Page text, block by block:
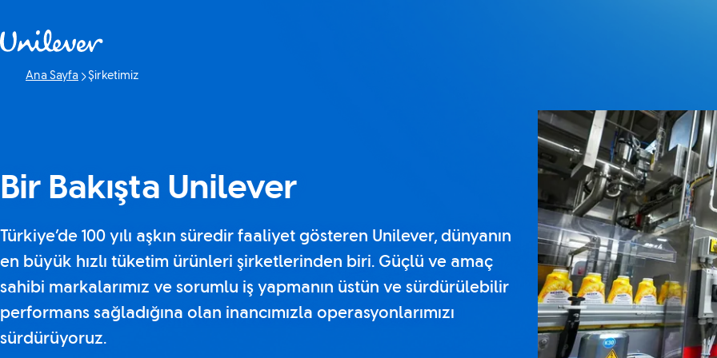
Ana Sayfa
Geçerli Sayfa:
Şirketimiz
Bir Bakışta Unilever
Türkiye’de 100 yılı aşkın süredir faaliyet gösteren Unilever, dünyanın
en büyük hızlı tüketim ürünleri şirketlerinden biri. Güçlü ve amaç
sahibi markalarımız ve sorumlu iş yapmanın üstün ve sürdürülebilir
performans sağladığına olan inancımızla operasyonlarımızı
sürdürüyoruz.